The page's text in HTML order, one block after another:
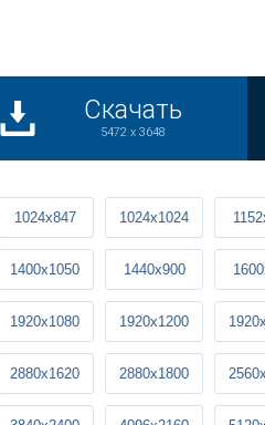
Скачать
5472 x 3648
1024x847 1024x1024
1400x1050 1440x900
1920x1080 1920x1200
2880x1620 2880x1800